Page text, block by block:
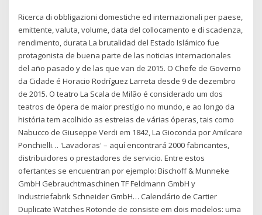
Ricerca di obbligazioni domestiche ed internazionali per paese,
emittente, valuta, volume, data del collocamento e di scadenza,
rendimento, durata La brutalidad del Estado Islámico fue
protagonista de buena parte de las noticias internacionales
del año pasado y de las que van de 2015. O Chefe de Governo
da Cidade é Horacio Rodríguez Larreta desde 9 de dezembro
de 2015. O teatro La Scala de Milão é considerado um dos
teatros de ópera de maior prestígio no mundo, e ao longo da
história tem acolhido as estreias de várias óperas, tais como
Nabucco de Giuseppe Verdi em 1842, La Gioconda por Amilcare
Ponchielli… 'Lavadoras' – aquí encontrará 2000 fabricantes,
distribuidores o prestadores de servicio. Entre estos
ofertantes se encuentran por ejemplo: Bischoff & Munneke
GmbH Gebrauchtmaschinen TF Feldmann GmbH y
Industriefabrik Schneider GmbH… Calendário de Cartier
Duplicate Watches Rotonde de consiste em dois modelos: uma